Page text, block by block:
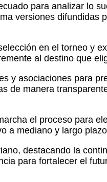
para analizar lo
versiones difundidas
en el torneo y
al destino que
y asociaciones para
de manera
el proceso para
a mediano y largo
destacando la
para fortalecer el